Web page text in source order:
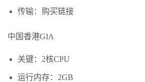
传输：购买链接
中国香港GIA
关键：2核CPU
运行内存：2GB